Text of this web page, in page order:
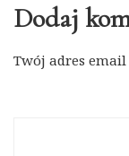
Dodaj
Twój adres